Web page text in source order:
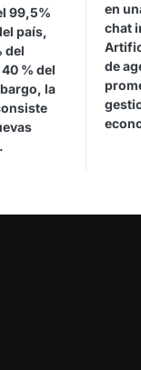
99,5%
país,
del
% del
la
en
chat
de